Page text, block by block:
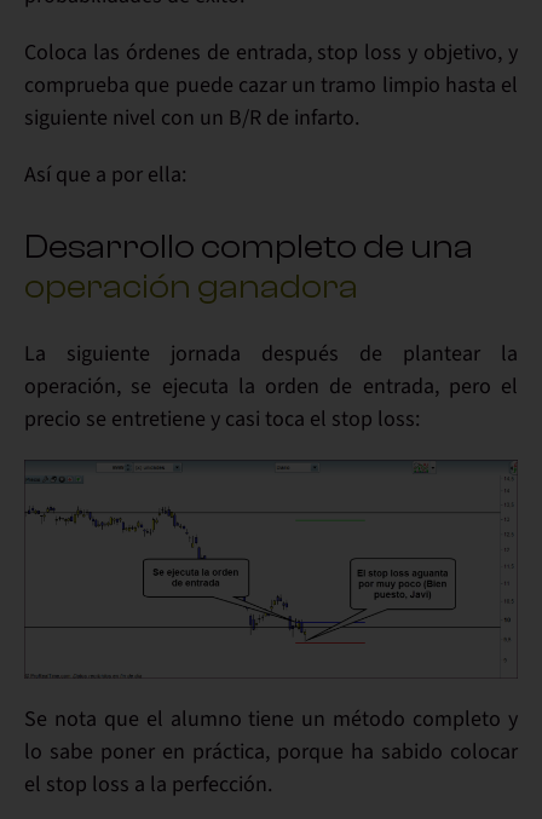
Coloca las órdenes de entrada, stop loss y objetivo, y
comprueba que puede cazar un tramo limpio hasta el
siguiente nivel con un B/R de infarto.
Así que a por ella:
Desarrollo completo de una
operación ganadora
La siguiente jornada después de plantear la
operación, se ejecuta la orden de entrada, pero el
precio se entretiene y casi toca el stop loss:
Se nota que el alumno tiene un método completo y
lo sabe poner en práctica, porque ha sabido colocar
el stop loss a la perfección.